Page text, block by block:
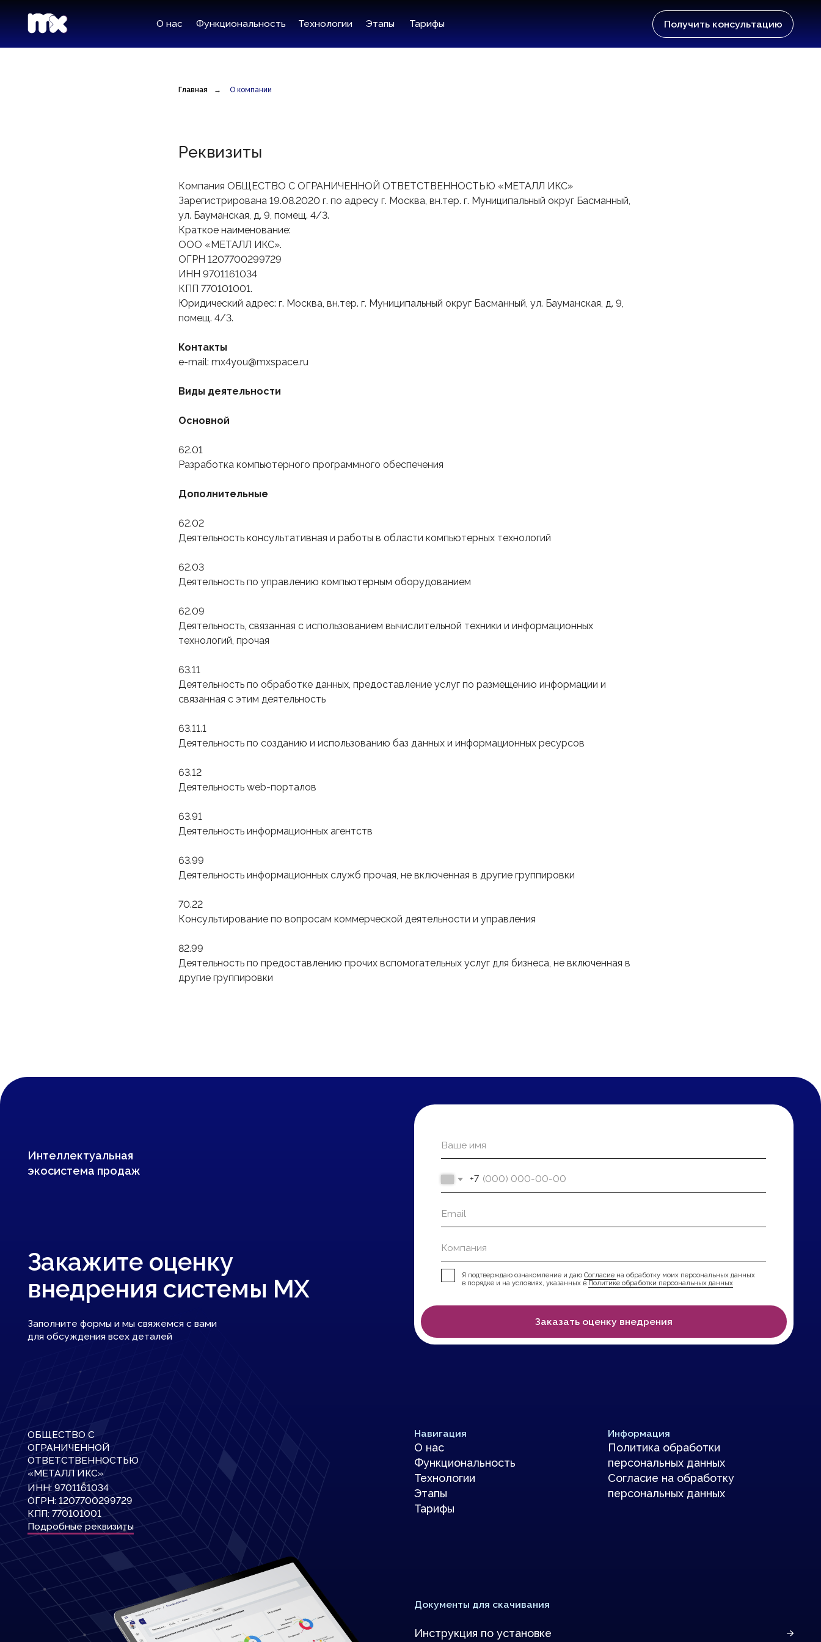
Технологии Этапы Тарифы
Функциональность
О нас Получить консультацию
Главная → О компании
Реквизиты
Компания ОБЩЕСТВО С ОГРАНИЧЕННОЙ ОТВЕТСТВЕННОСТЬЮ «МЕТАЛЛ ИКС»
Зарегистрирована 19.08.2020 г. по адресу г. Москва, вн.тер. г. Муниципальный округ Басманный,
ул. Бауманская, д. 9, помещ. 4/3.
Краткое наименование:
ООО «МЕТАЛЛ ИКС».
ОГРН 1207700299729
ИНН 9701161034
КПП 770101001.
Юридический адрес: г. Москва, вн.тер. г. Муниципальный округ Басманный, ул. Бауманская, д. 9,
помещ. 4/3.
Контакты
e-mail: mx4you@mxspace.ru
Виды деятельности
Основной
62.01
Разработка компьютерного программного обеспечения
Дополнительные
62.02
Деятельность консультативная и работы в области компьютерных технологий
62.03
Деятельность по управлению компьютерным оборудованием
62.09
Деятельность, связанная с использованием вычислительной техники и информационных
технологий, прочая
63.11
Деятельность по обработке данных, предоставление услуг по размещению информации и
связанная с этим деятельность
63.11.1
Деятельность по созданию и использованию баз данных и информационных ресурсов
63.12
Деятельность web-порталов
63.91
Деятельность информационных агентств
63.99
Деятельность информационных служб прочая, не включенная в другие группировки
70.22
Консультирование по вопросам коммерческой деятельности и управления
82.99
Деятельность по предоставлению прочих вспомогательных услуг для бизнеса, не включенная в
другие группировки
Функциональность
Технологии
Информация
персональных данных
Согласие на обработку
ИНН: 9701161034
ОГРН: 1207700299729
ОГРАНИЧЕННОЙ
ОТВЕТСТВЕННОСТЬЮ
внедрения системы MX
в порядке и на условиях, указанных в
Заказать оценку внедрения
Инструкция по установке
Инструкция по эксплуатации
Описание функциональных характеристик
Документы для скачивания